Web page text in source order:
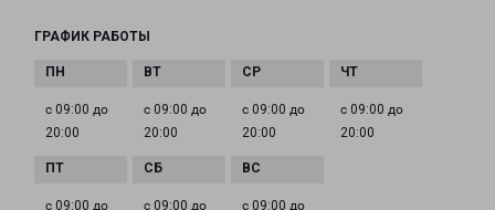
ГРАФИК РАБОТЫ
с 09:00 до
20:00
с 09:00 до
20:00
с 09:00 до
20:00
с 09:00 до
20:00
с 09:00 до с 09:00 до с 09:00 до